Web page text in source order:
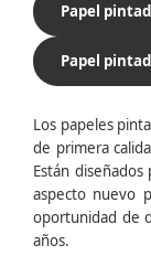
Papel
Papel
Los papeles
de primera
Están
aspecto nuevo
oportunidad de
años.